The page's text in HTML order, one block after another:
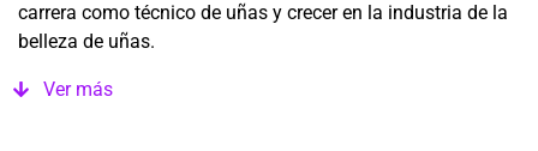
carrera como técnico de uñas y crecer en la industria de la
belleza de uñas.
Ver más